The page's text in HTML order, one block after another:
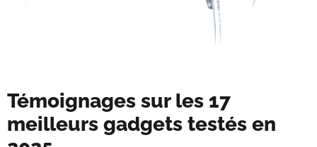
Témoignages sur les 17
meilleurs gadgets testés en